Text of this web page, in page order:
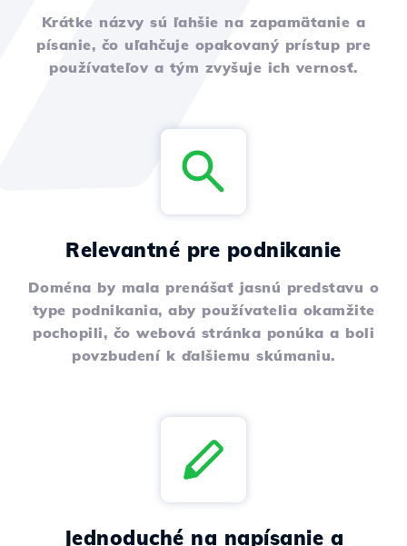
Krátke názvy sú ľahšie na zapamätanie a
písanie, čo uľahčuje opakovaný prístup pre
používateľov a tým zvyšuje ich vernosť.
Relevantné pre podnikanie
Doména by mala prenášať jasnú predstavu o
type podnikania, aby používatelia okamžite
pochopili, čo webová stránka ponúka a boli
povzbudení k ďalšiemu skúmaniu.
Jednoduché na napísanie a